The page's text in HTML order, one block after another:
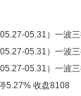
05.31）一波
05.31）一波
05.31）一波
5.27% 收盘8108